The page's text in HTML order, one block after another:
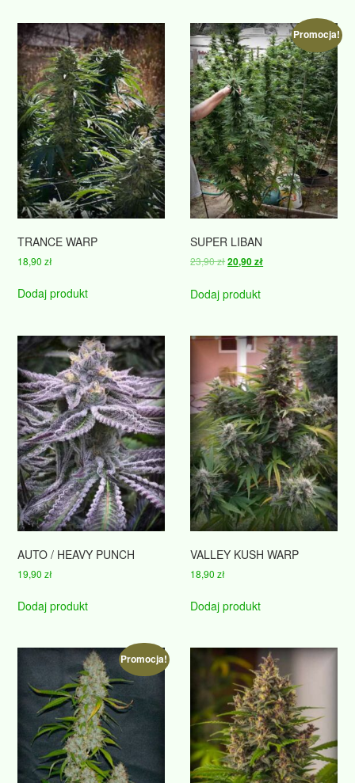
TRANCE WARP
18,90zł
Dodaj produkt
Promocja!
SUPER LIBAN
23,90złPierwotna
wynosiła:
20,90złAktualna
Dodaj produkt
AUTO / HEAVY PUNCH
19,90zł
Dodaj produkt
VALLEY KUSH WARP
18,90zł
Dodaj produkt
Promocja!